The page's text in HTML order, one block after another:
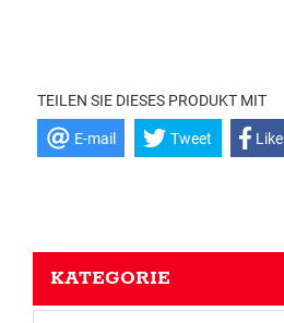
TEILEN SIE DIESES PRODUKT MIT
E-mail Tweet Like
KATEGORIE